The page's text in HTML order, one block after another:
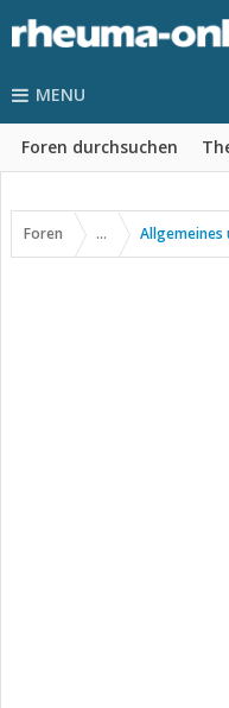
MENU
Foren durchsuchen
Foren ... Allgemeines